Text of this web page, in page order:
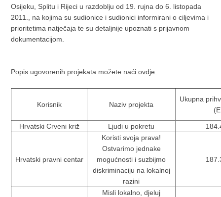
Osijeku, Splitu i Rijeci u razdoblju od 19. rujna do 6. listopada
2011., na kojima su sudionice i sudionici informirani o ciljevima i
prioritetima natječaja te su detaljnije upoznati s prijavnom
dokumentacijom.
Popis ugovorenih projekata možete naćiovdje
Korisnik Naziv projekta
Ukupna
Hrvatski Crveni križ Ljudi u pokretu
Hrvatski pravni centar
Koristi svoja prava!
Ostvarimo jednake
mogućnosti i suzbijmo
diskriminaciju na lokalnoj
razini
Misli lokalno, djeluj